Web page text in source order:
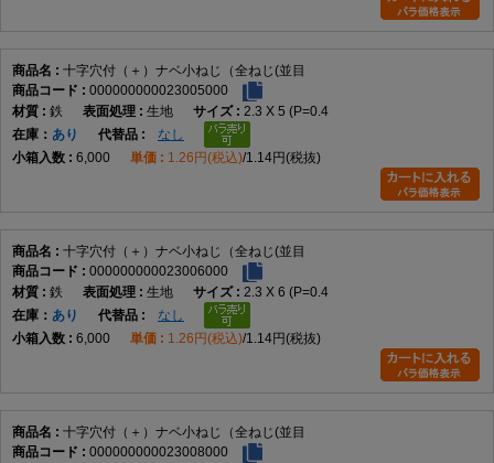
十字穴付（＋）ナベ小ねじ（全ねじ(並目
000000000023005000
鉄
生地
2.3 X 5 (P=0.4
在庫
あり
なし
6,000
1.26円(税込) 1.14円(税抜)
十字穴付（＋）ナベ小ねじ（全ねじ(並目
000000000023006000
鉄
生地
2.3 X 6 (P=0.4
在庫
あり
なし
6,000
1.26円(税込) 1.14円(税抜)
十字穴付（＋）ナベ小ねじ（全ねじ(並目
000000000023008000